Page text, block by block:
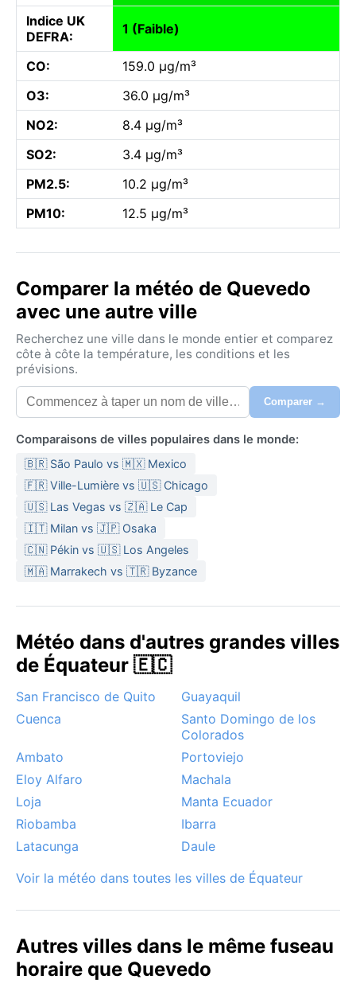
Indice UK
DEFRA:
1 (Faible)
CO:
159.0 µg/m³
O3:
36.0 µg/m³
NO2:
8.4 µg/m³
SO2:
3.4 µg/m³
PM2.5:
10.2 µg/m³
PM10:
12.5 µg/m³
Comparer la météo de Quevedo
avec une autre ville
Recherchez une ville dans le monde entier et comparez
côte à côte la température, les conditions et les
prévisions.
Comparer →
Comparaisons de villes populaires dans le monde:
🇧🇷 São Paulo vs 🇲🇽 Mexico
🇫🇷 Ville-Lumière vs 🇺🇸 Chicago
🇺🇸 Las Vegas vs 🇿🇦 Le Cap
🇮🇹 Milan vs 🇯🇵 Osaka
🇨🇳 Pékin vs 🇺🇸 Los Angeles
🇲🇦 Marrakech vs 🇹🇷 Byzance
Météo dans d'autres grandes villes
de Équateur 🇪🇨
San Francisco de Quito
Guayaquil
Cuenca
Santo Domingo de los
Colorados
Ambato
Portoviejo
Eloy Alfaro
Machala
Loja
Manta Ecuador
Riobamba
Ibarra
Latacunga
Daule
Voir la météo dans toutes les villes de Équateur
Autres villes dans le même fuseau
horaire que Quevedo